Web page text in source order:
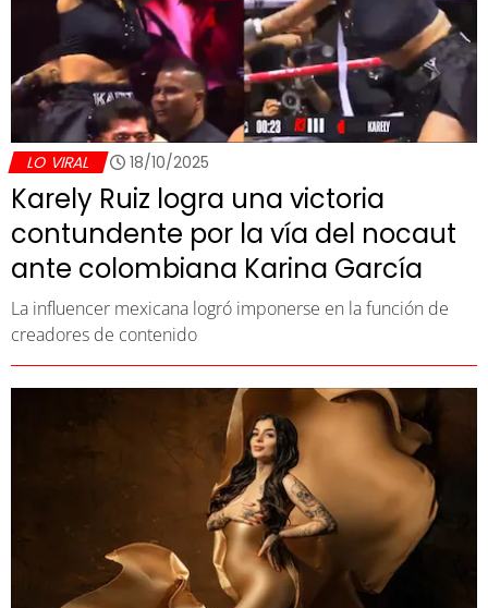
LO VIRAL 18/10/2025
Karely Ruiz logra una victoria
contundente por la vía del nocaut
ante colombiana Karina García
La influencer mexicana logró imponerse en la función de
creadores de contenido